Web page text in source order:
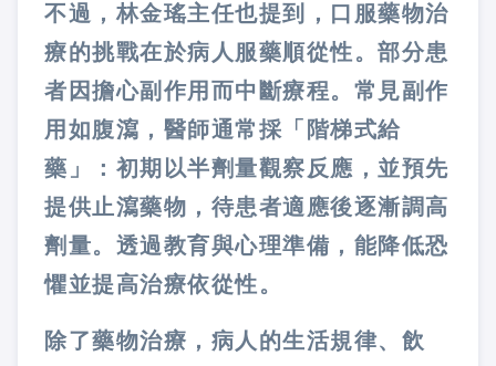
不過，林金瑤主任也提到，口服藥物治
療的挑戰在於病人服藥順從性。部分患
者因擔心副作用而中斷療程。常見副作
用如腹瀉，醫師通常採「階梯式給
藥」：初期以半劑量觀察反應，並預先
提供止瀉藥物，待患者適應後逐漸調高
劑量。透過教育與心理準備，能降低恐
懼並提高治療依從性。
除了藥物治療，病人的生活規律、飲